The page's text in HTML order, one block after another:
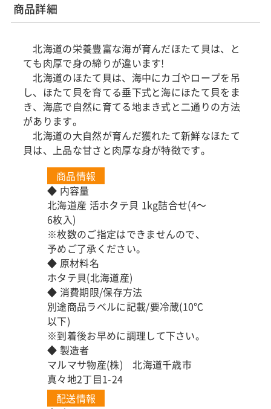
商品詳細
北海道の栄養豊富な海が育んだほたて貝は、と
ても肉厚で身の締りが違います!
北海道のほたて貝は、海中にカゴやロープを吊
し、ほたて貝を育てる垂下式と海にほたて貝をま
き、海底で自然に育てる地まき式と二通りの方法
があります。
北海道の大自然が育んだ獲れたて新鮮なほたて
貝は、上品な甘さと肉厚な身が特徴です。
商品情報
◆ 内容量
北海道産 活ホタテ貝 1kg詰合せ(4～
6枚入)
※枚数のご指定はできませんので、
予めご了承ください。
◆ 原材料名
ホタテ貝(北海道産)
◆ 消費期限/保存方法
別途商品ラベルに記載/要冷蔵(10℃
以下)
※到着後お早めに調理して下さい。
◆ 製造者
マルマサ物産(株) 北海道千歳市
真々地2丁目1-24
配送情報